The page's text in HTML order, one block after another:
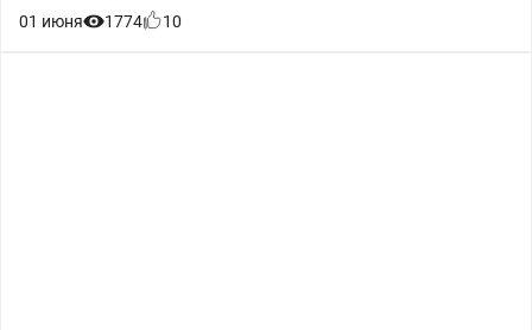
01 июня 1774 10